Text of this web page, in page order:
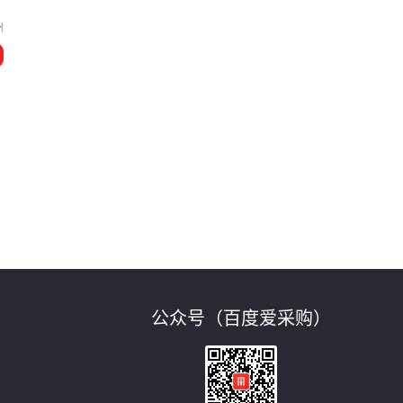
公众号（百度爱采购）